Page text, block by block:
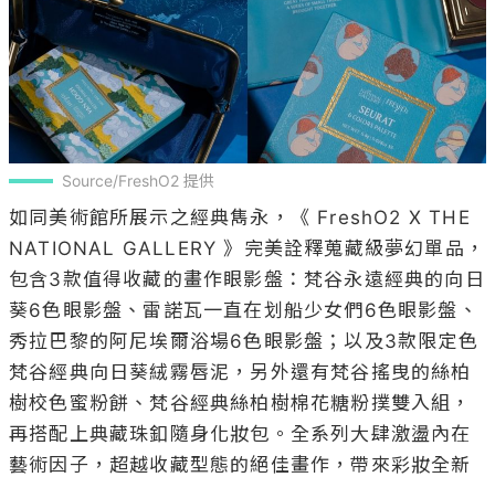
Source/FreshO2 提供
如同美術館所展示之經典雋永，《 FreshO2 X THE
NATIONAL GALLERY 》完美詮釋蒐藏級夢幻單品，
包含3款值得收藏的畫作眼影盤：梵谷永遠經典的向日
葵6色眼影盤、雷諾瓦一直在划船少女們6色眼影盤、
秀拉巴黎的阿尼埃爾浴場6色眼影盤；以及3款限定色
梵谷經典向日葵絨霧唇泥，另外還有梵谷搖曳的絲柏
樹校色蜜粉餅、梵谷經典絲柏樹棉花糖粉撲雙入組，
再搭配上典藏珠釦隨身化妝包。全系列大肆激盪內在
藝術因子，超越收藏型態的絕佳畫作，帶來彩妝全新